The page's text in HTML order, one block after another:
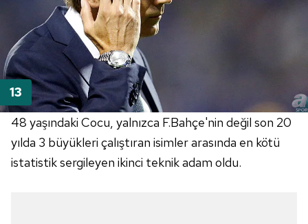
48 yaşındaki Cocu, yalnızca F.Bahçe'nin değil son 20
yılda 3 büyükleri çalıştıran isimler arasında en kötü
istatistik sergileyen ikinci teknik adam oldu.